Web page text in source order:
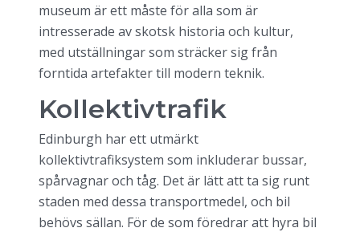
museum är ett måste för alla som är
intresserade av skotsk historia och kultur,
med utställningar som sträcker sig från
forntida artefakter till modern teknik.
Kollektivtrafik
Edinburgh har ett utmärkt
kollektivtrafiksystem som inkluderar bussar,
spårvagnar och tåg. Det är lätt att ta sig runt
staden med dessa transportmedel, och bil
behövs sällan. För de som föredrar att hyra bil